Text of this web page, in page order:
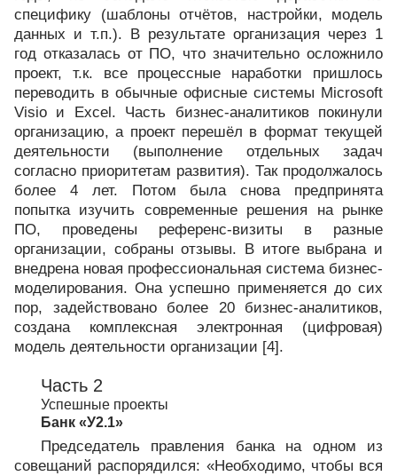
специфику (шаблоны отчётов, настройки, модель
данных и т.п.). В результате организация через 1
год отказалась от ПО, что значительно осложнило
проект, т.к. все процессные наработки пришлось
переводить в обычные офисные системы Microsoft
Visio и Excel. Часть бизнес-аналитиков покинули
организацию, а проект перешёл в формат текущей
деятельности (выполнение отдельных задач
согласно приоритетам развития). Так продолжалось
более 4 лет. Потом была снова предпринята
попытка изучить современные решения на рынке
ПО, проведены референс-визиты в разные
организации, собраны отзывы. В итоге выбрана и
внедрена новая профессиональная система бизнес-
моделирования. Она успешно применяется до сих
пор, задействовано более 20 бизнес-аналитиков,
создана комплексная электронная (цифровая)
модель деятельности организации [4].
Часть 2
Успешные проекты
Банк «У2.1»
Председатель правления банка на одном из
совещаний распорядился: «Необходимо, чтобы вся